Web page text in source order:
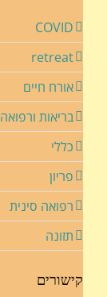
COVID
retreat
אורח חיים
בריאות ורפואה
כללי
פריון
רפואה סינית
תזונה
קישורים